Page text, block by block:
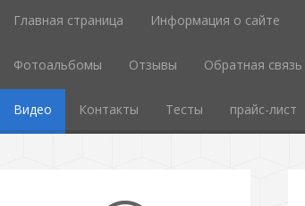
Главная страница Информация о сайте
Фотоальбомы Отзывы Обратная связь
Видео Контакты Тесты прайс-лист